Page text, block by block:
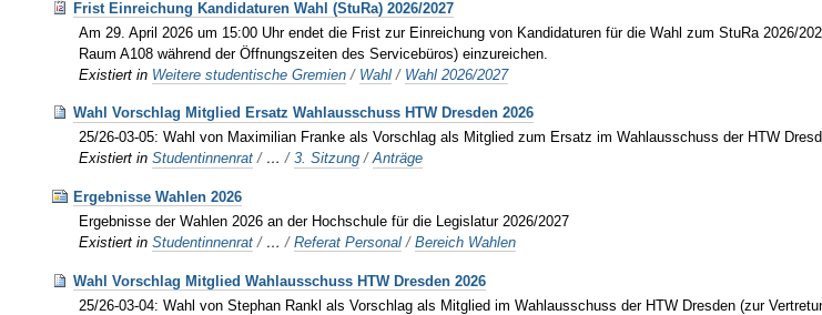
Frist Einreichung Kandidaturen Wahl (StuRa) 2026/2027
Am 29. April 2026 um 15:00 Uhr endet die Frist zur Einreichung von Kandidaturen für die Wahl zum StuRa 2026/
Raum A108 während der Öffnungszeiten des Servicebüros) einzureichen.
Existiert in Weitere studentische Gremien / Wahl / Wahl 2026/2027
Wahl Vorschlag Mitglied Ersatz Wahlausschuss HTW Dresden 2026
25/26-03-05: Wahl von Maximilian Franke als Vorschlag als Mitglied zum Ersatz im Wahlausschuss der HTW
Existiert in Studentinnenrat / …/3. Sitzung /Anträge
Ergebnisse Wahlen 2026
Ergebnisse der Wahlen 2026 an der Hochschule für die Legislatur 2026/2027
Existiert in Studentinnenrat / …/Referat Personal /Bereich Wahlen
Wahl Vorschlag Mitglied Wahlausschuss HTW Dresden 2026
25/26-03-04: Wahl von Stephan Rankl als Vorschlag als Mitglied im Wahlausschuss der HTW Dresden (zur